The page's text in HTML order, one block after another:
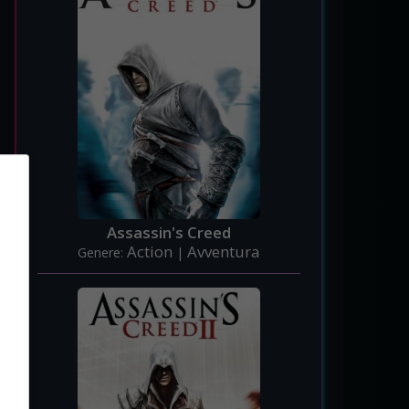
Assassin's Creed
Genere:Action |Avventura